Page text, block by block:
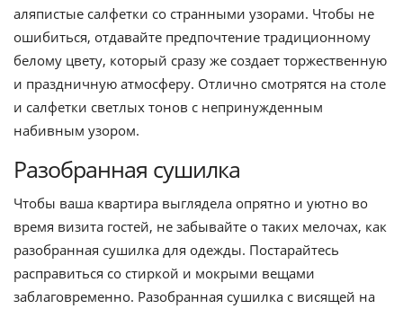
аляпистые салфетки со странными узорами. Чтобы не
ошибиться, отдавайте предпочтение традиционному
белому цвету, который сразу же создает торжественную
и праздничную атмосферу. Отлично смотрятся на столе
и салфетки светлых тонов с непринужденным
набивным узором.
Разобранная сушилка
Чтобы ваша квартира выглядела опрятно и уютно во
время визита гостей, не забывайте о таких мелочах, как
разобранная сушилка для одежды. Постарайтесь
расправиться со стиркой и мокрыми вещами
заблаговременно. Разобранная сушилка с висящей на